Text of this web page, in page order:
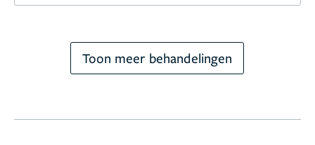
Toon meer behandelingen